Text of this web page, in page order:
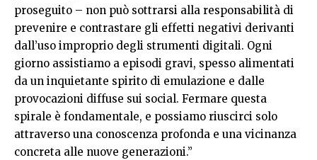
proseguito – non può sottrarsi alla responsabilità di
prevenire e contrastare gli effetti negativi derivanti
dall’uso improprio degli strumenti digitali. Ogni
giorno assistiamo a episodi gravi, spesso alimentati
da un inquietante spirito di emulazione e dalle
provocazioni diffuse sui social. Fermare questa
spirale è fondamentale, e possiamo riuscirci solo
attraverso una conoscenza profonda e una vicinanza
concreta alle nuove generazioni.”